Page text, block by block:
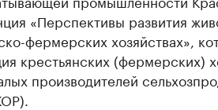
«Перспективы развития
фермерских хозяйствах»,
крестьянских (фермерских)
производителей